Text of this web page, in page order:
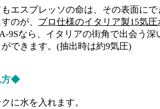
エスプレッソの命は、その表面にで
のが、 プロ仕様のイタリア製15気圧
なら、イタリアの街角で出会う深
できます。(抽出時は約9気圧)
方◆
に水を入れます。